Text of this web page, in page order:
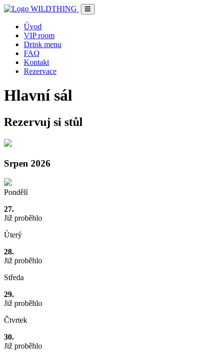
Úvod
VIP room
Drink menu
FAQ
Kontakt
Rezervace
Hlavní sál
Rezervuj si stůl
Srpen 2026
Pondělí
27.
Již proběhlo
Úterý
28.
Již proběhlo
Středa
29.
Již proběhlo
Čtvrtek
30.
Již proběhlo